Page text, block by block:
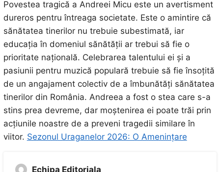
Povestea tragică a Andreei Micu este un avertisment
dureros pentru întreaga societate. Este o amintire că
sănătatea tinerilor nu trebuie subestimată, iar
educația în domeniul sănătății ar trebui să fie o
prioritate națională. Celebrarea talentului ei și a
pasiunii pentru muzică populară trebuie să fie însoțită
de un angajament colectiv de a îmbunătăți sănătatea
tinerilor din România. Andreea a fost o stea care s-a
stins prea devreme, dar moștenirea ei poate trăi prin
acțiunile noastre de a preveni tragedii similare în
viitor. Sezonul Uraganelor 2026: O Amenințare
Echipa Editoriala